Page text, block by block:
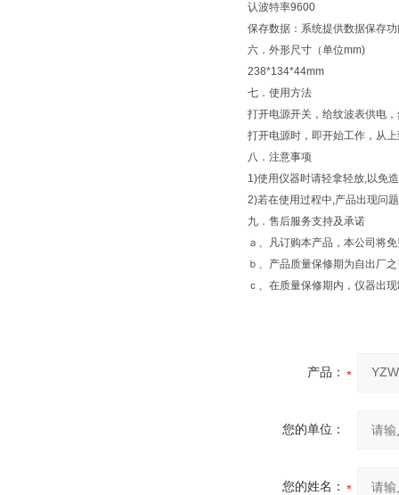
认波特率9600
保存数据：系统提供数据保存
六．外形尺寸（单位mm)
238*134*44mm
七．使用方法
打开电源开关，给纹波表供电
打开电源时，即开始工作，从
八．注意事项
1)使用仪器时请轻拿轻放,以免
2)若在使用过程中,产品出现问
九．售后服务支持及承诺
ａ、凡订购本产品，本公司将
ｂ、产品质量保修期为自出厂
ｃ、在质量保修期内，仪器出
产品：
您的单位：
您的姓名：